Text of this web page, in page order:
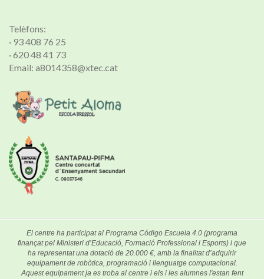
Telèfons:
· 93 408 76 25
· 620 48 41 73
Email: a8014358@xtec.cat
El centre ha participat al Programa Código Escuela 4.0 (programa
finançat pel Ministeri d’Educació, Formació Professional i Esports) i que
ha representat una dotació de 20.000 €, amb la finalitat d’adquirir
equipament de robòtica, programació i llenguatge computacional.
Aquest equipament ja es troba al centre i els i les alumnes l'estan fent